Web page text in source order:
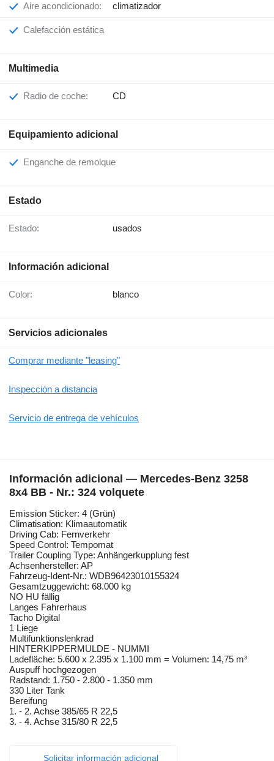
Aire acondicionado: climatizador
Calefacción estática
Multimedia
Radio de coche: CD
Equipamiento adicional
Enganche de remolque
Estado
Estado: usados
Información adicional
Color: blanco
Servicios adicionales
Comprar mediante "leasing"
Inspección a distancia
Servicio de entrega de vehículos
Información adicional — Mercedes-Benz 3258
8x4 BB - Nr.: 324 volquete
Emission Sticker: 4 (Grün)
Climatisation: Klimaautomatik
Driving Cab: Fernverkehr
Speed Control: Tempomat
Trailer Coupling Type: Anhängerkupplung fest
Achsenhersteller: AP
Fahrzeug-Ident-Nr.: WDB96423010155324
Gesamtzuggewicht: 68.000 kg
NO HU fällig
Langes Fahrerhaus
Tacho Digital
1 Liege
Multifunktionslenkrad
HINTERKIPPERMULDE - NUMMI
Ladefläche: 5.600 x 2.395 x 1.100 mm = Volumen: 14,75 m³
Auspuff hochgezogen
Radstand: 1.750 - 2.800 - 1.350 mm
330 Liter Tank
Bereifung
1. - 2. Achse 385/65 R 22,5
3. - 4. Achse 315/80 R 22,5
Solicitar información adicional